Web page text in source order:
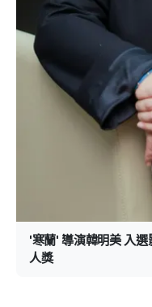
'寒蘭' 導演韓明美 入
人獎